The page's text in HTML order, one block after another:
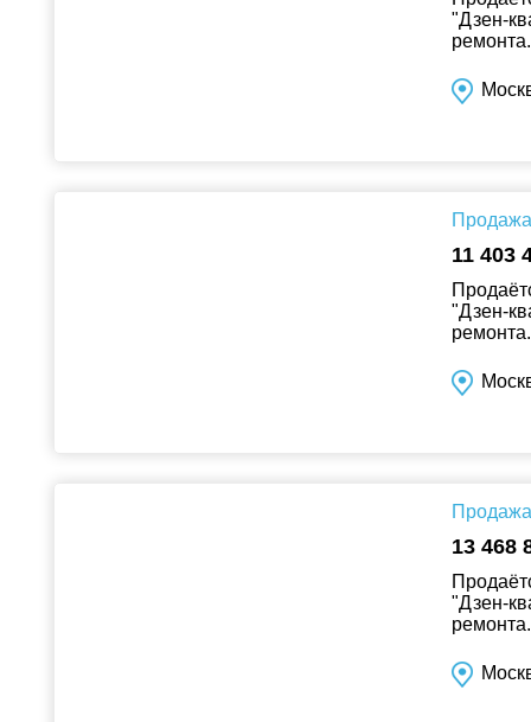
"Дзен-
11 403
"Дзен-
13 468
"Дзен-